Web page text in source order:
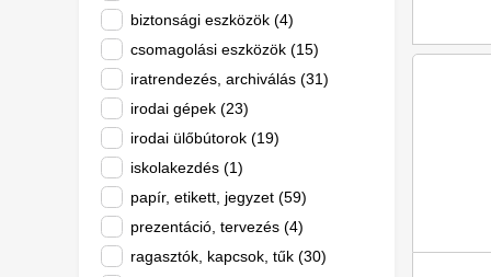
Lyukasztógépek (2)
Markerek (1)
Markerek, rostironok (13)
Másolópapír (4)
Nyomtatvány (1)
Nyomósironok és betétek (1)
Ollók, vágóeszközök (4)
Papírkosár (1)
Papírtekercs (4)
biztonsági eszközök (4)
csomagolási eszközök (15)
iratrendezés, archiválás (31)
irodai gépek (23)
irodai ülőbútorok (19)
iskolakezdés (1)
papír, etikett, jegyzet (59)
prezentáció, tervezés (4)
ragasztók, kapcsok, tűk (30)